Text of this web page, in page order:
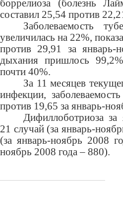
боррелиоза (болезнь
составил 25,54 против
Заболеваемость
увеличилась на 22%,
против 29,91 за январь-
дыхания пришлось
почти 40%.
За 11 месяцев
инфекции,
против 19,65 за январь-
Дифиллоботриоза за
21 случай (за январь-
(за январь-ноябрь 2008
ноябрь 2008 года – 880).